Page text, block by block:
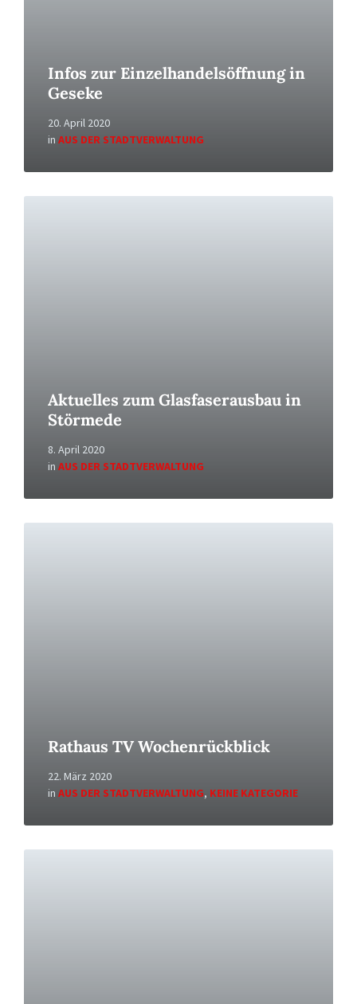
Infos zur Einzelhandelsöffnung in
Geseke
20. April 2020
in AUS DER STADTVERWALTUNG
Aktuelles zum Glasfaserausbau in
Störmede
8. April 2020
in AUS DER STADTVERWALTUNG
Rathaus TV Wochenrückblick
22. März 2020
in AUS DER STADTVERWALTUNG, KEINE KATEGORIE